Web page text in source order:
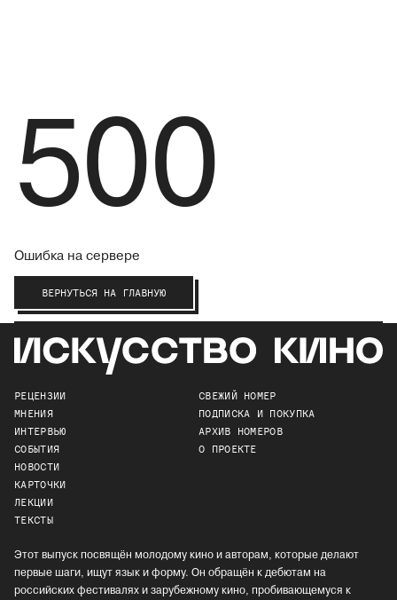
500
Ошибка на сервере
ВЕРНУТЬСЯ НА ГЛАВНУЮ
РЕЦЕНЗИИ
МНЕНИЯ
ИНТЕРВЬЮ
СОБЫТИЯ
НОВОСТИ
КАРТОЧКИ
ЛЕКЦИИ
ТЕКСТЫ
СВЕЖИЙ НОМЕР
ПОДПИСКА И ПОКУПКА
АРХИВ НОМЕРОВ
О ПРОЕКТЕ
Этот выпуск посвящён молодому кино и авторам, которые делают
первые шаги, ищут язык и форму. Он обращён к дебютам на
российских фестивалях и зарубежному кино, пробивающемуся к